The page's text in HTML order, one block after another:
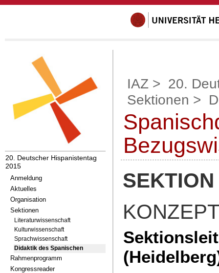
20. Deutscher Hispanistentag
2015
Anmeldung
Aktuelles
Organisation
Sektionen
Literaturwissenschaft
Kulturwissenschaft
Sprachwissenschaft
Didaktik des Spanischen
Rahmenprogramm
Kongressreader
IAZ > 20.
Sektionen >